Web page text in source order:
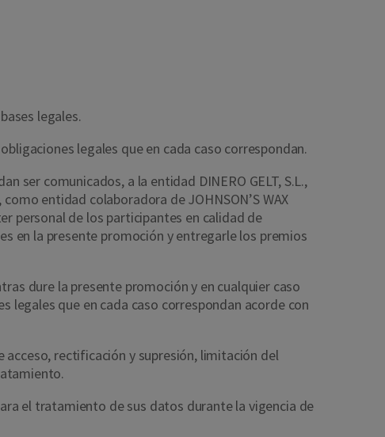
legales.
legales que en cada caso correspondan.
ser comunicados, a la entidad DINERO GELT, S.L.,
entidad colaboradora de JOHNSON’S WAX
personal de los participantes en calidad de
en la presente promoción y entregarle los premios
dure la presente promoción y en cualquier caso
legales que en cada caso correspondan acorde con
rectificación y supresión, limitación del
el tratamiento de sus datos durante la vigencia de